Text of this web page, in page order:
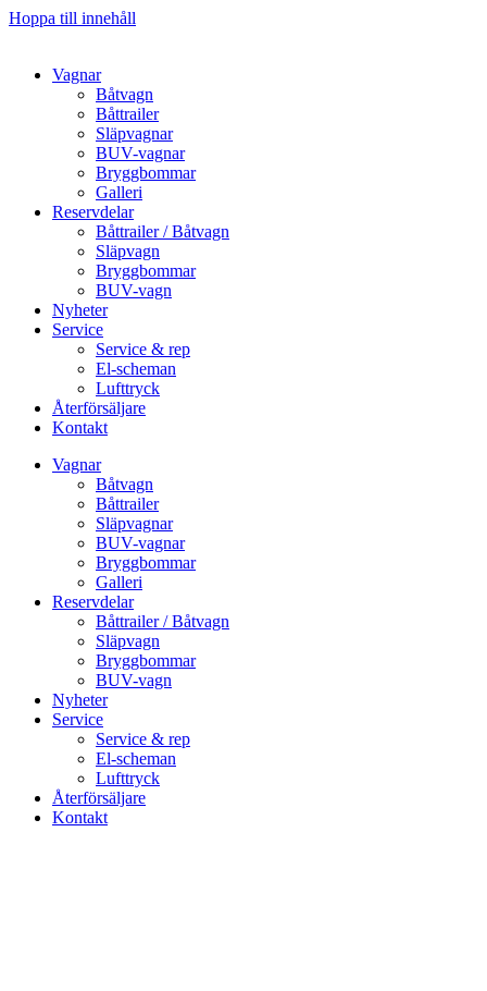
Hoppa till innehåll
Vagnar
Båtvagn
Båttrailer
Släpvagnar
BUV-vagnar
Bryggbommar
Galleri
Reservdelar
Båttrailer / Båtvagn
Släpvagn
Bryggbommar
BUV-vagn
Nyheter
Service
Service & rep
El-scheman
Lufttryck
Återförsäljare
Kontakt
Vagnar
Båtvagn
Båttrailer
Släpvagnar
BUV-vagnar
Bryggbommar
Galleri
Reservdelar
Båttrailer / Båtvagn
Släpvagn
Bryggbommar
BUV-vagn
Nyheter
Service
Service & rep
El-scheman
Lufttryck
Återförsäljare
Kontakt